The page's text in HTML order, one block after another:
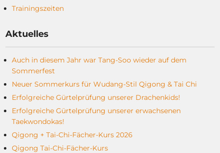
Trainingszeiten
Aktuelles
Auch in diesem Jahr war Tang-Soo wieder auf dem
Sommerfest
Neuer Sommerkurs für Wudang-Stil Qigong & Tai Chi
Erfolgreiche Gürtelprüfung unserer Drachenkids!
Erfolgreiche Gürtelprüfung unserer erwachsenen
Taekwondokas!
Qigong + Tai-Chi-Fächer-Kurs 2026
Qigong Tai-Chi-Fächer-Kurs